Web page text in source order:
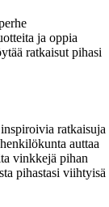
ja oppia
ratkaisut pihasi
ratkaisuja
auttaa
vinkkejä pihan
pihastasi viihtyisä